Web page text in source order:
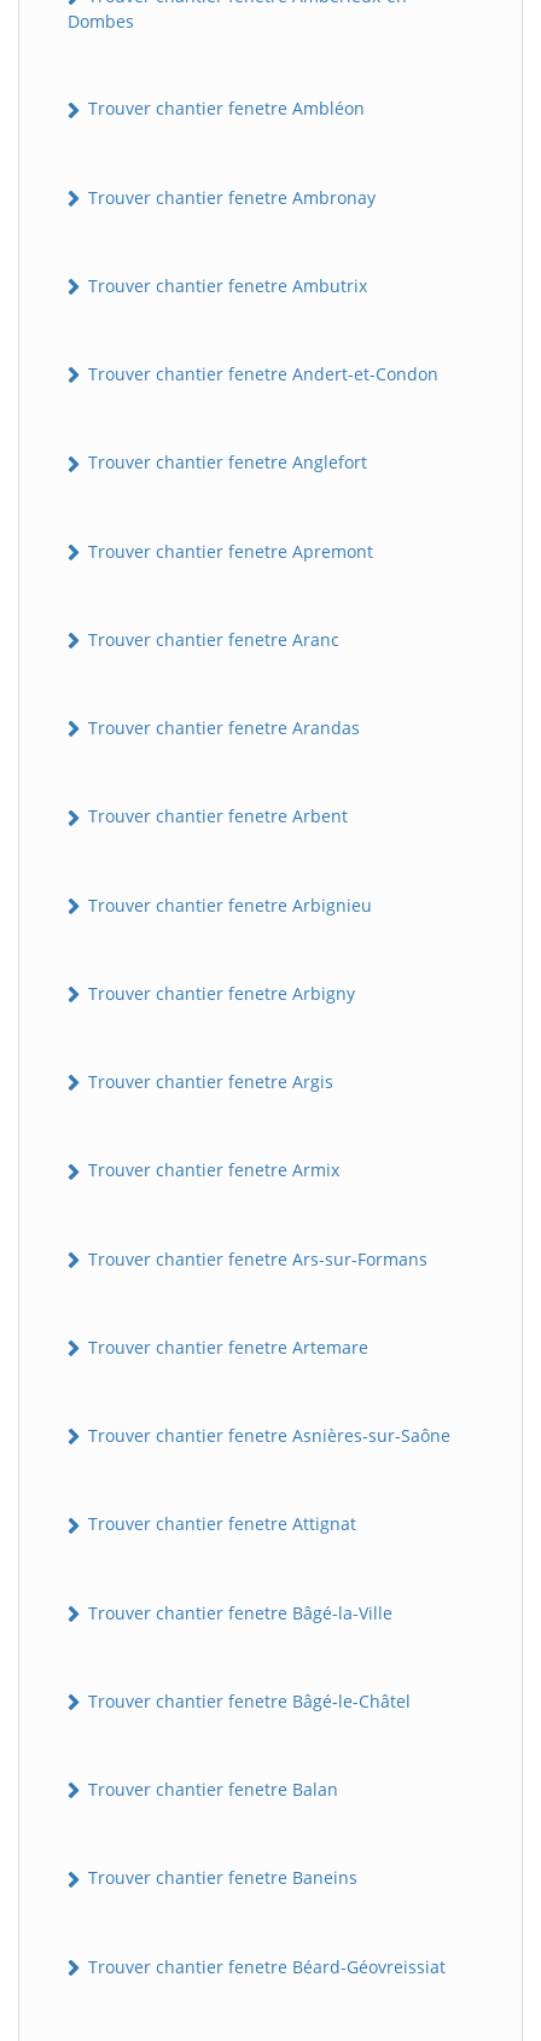
Dombes
Trouver chantier fenetre Ambléon
Trouver chantier fenetre Ambronay
Trouver chantier fenetre Ambutrix
Trouver chantier fenetre Andert-et-Condon
Trouver chantier fenetre Anglefort
Trouver chantier fenetre Apremont
Trouver chantier fenetre Aranc
Trouver chantier fenetre Arandas
Trouver chantier fenetre Arbent
Trouver chantier fenetre Arbignieu
Trouver chantier fenetre Arbigny
Trouver chantier fenetre Argis
Trouver chantier fenetre Armix
Trouver chantier fenetre Ars-sur-Formans
Trouver chantier fenetre Artemare
Trouver chantier fenetre Asnières-sur-Saône
Trouver chantier fenetre Attignat
Trouver chantier fenetre Bâgé-la-Ville
Trouver chantier fenetre Bâgé-le-Châtel
Trouver chantier fenetre Balan
Trouver chantier fenetre Baneins
Trouver chantier fenetre Béard-Géovreissiat